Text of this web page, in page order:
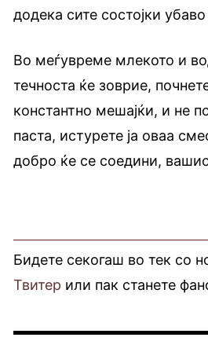
додека сите состојки
Во меѓувреме млекото и
течноста ќе зоврие,
константно мешајќи, и не
паста, истурете ја оваа
добро ќе се соедини,
Бидете секогаш во тек со
Твитер или пак станете